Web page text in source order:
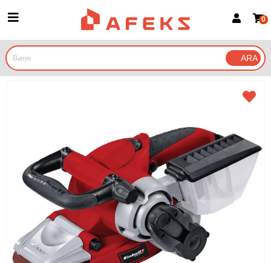
Google İle Bağlan
0